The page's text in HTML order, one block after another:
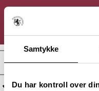
Samtykke
Du har kontroll over